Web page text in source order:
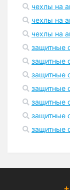
чехлы на
чехлы на
чехлы на
защитные
защитные
защитные
защитные
защитные
защитные
защитные